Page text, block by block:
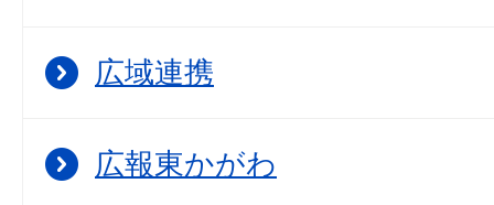
広域連携
広報東かがわ